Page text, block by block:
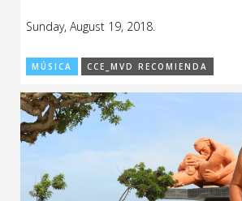
Sunday, August 19, 2018.
MÚSICA CCE_MVD RECOMIENDA